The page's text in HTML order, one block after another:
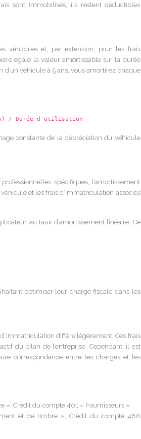
sont immobilisés, ils restent déductibles
véhicules et, par extension, pour les frais
égale la valeur amortissable sur la durée
d’un véhicule à 5 ans, vous amortirez chaque
/ Durée d'utilisation
constante de la dépréciation du véhicule
spécifiques, l’amortissement
et les frais d’immatriculation associés
au taux d’amortissement linéaire. Ce
optimiser leur charge fiscale dans les
diffère légèrement. Ces frais
du bilan de l’entreprise. Cependant, il est
correspondance entre les charges et les
», Crédit du compte 401 « Fournisseurs »
et de timbre », Crédit du compte 486